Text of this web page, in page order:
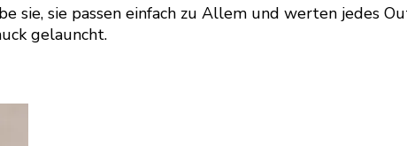
sie, sie passen einfach zu Allem und werten jedes
gelauncht.